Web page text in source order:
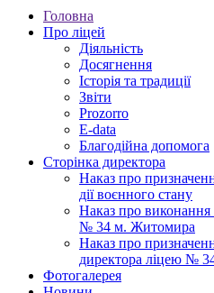
Головна
Про ліцей
Діяльність
Досягнення
Історія та традиції
Звіти
Prozorro
E-data
Благодійна допомога
Сторінка директора
Наказ про
дії воєнного стану
Наказ про виконання
№ 34 м. Житомира
Наказ про
директора ліцею №
Фотогалерея